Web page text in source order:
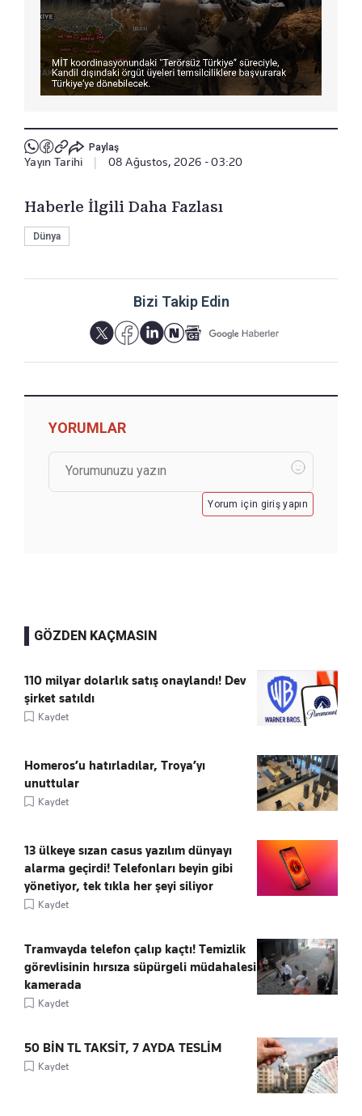
Paylaş
Yayın Tarihi 08 Ağustos, 2026 - 03:20
Haberle İlgili Daha Fazlası
Dünya
Bizi Takip Edin
YORUMLAR
Yorum için giriş yapın
GÖZDEN KAÇMASIN
110 milyar dolarlık satış onaylandı! Dev
şirket satıldı
Kaydet
Homeros’u hatırladılar, Troya’yı
unuttular
Kaydet
13 ülkeye sızan casus yazılım dünyayı
alarma geçirdi! Telefonları beyin gibi
yönetiyor, tek tıkla her şeyi siliyor
Kaydet
Tramvayda telefon çalıp kaçtı! Temizlik
görevlisinin hırsıza süpürgeli müdahalesi
kamerada
Kaydet
50 BİN TL TAKSİT, 7 AYDA TESLİM
Kaydet